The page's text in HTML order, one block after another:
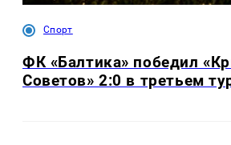
Спорт
ФК «Балтика» победил
Советов» 2:0 в третьем